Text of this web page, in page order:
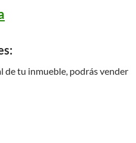
tu inmueble, podrás vender